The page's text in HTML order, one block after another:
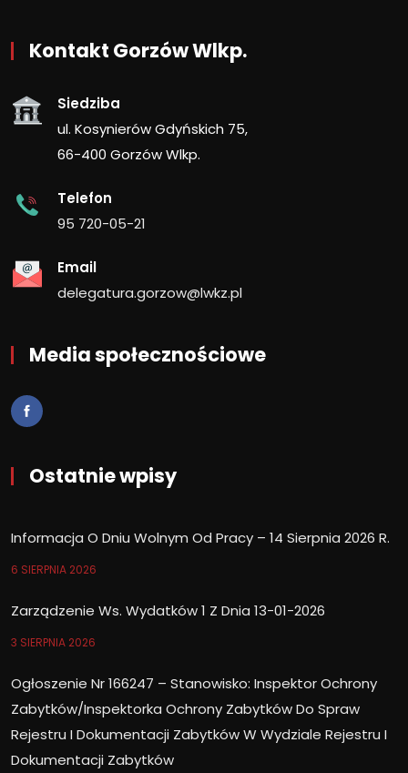
Kontakt Gorzów Wlkp.
Siedziba
ul. Kosynierów Gdyńskich 75,
66-400 Gorzów Wlkp.
Telefon
95 720-05-21
Email
delegatura.gorzow@lwkz.pl
Media społecznościowe
Ostatnie wpisy
Informacja O Dniu Wolnym Od Pracy – 14 Sierpnia 2026 R.
6 SIERPNIA 2026
Zarządzenie Ws. Wydatków 1 Z Dnia 13-01-2026
3 SIERPNIA 2026
Ogłoszenie Nr 166247 – Stanowisko: Inspektor Ochrony
Zabytków/Inspektorka Ochrony Zabytków Do Spraw
Rejestru I Dokumentacji Zabytków W Wydziale Rejestru I
Dokumentacji Zabytków